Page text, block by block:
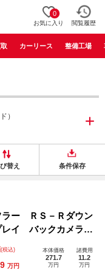
0
お気に入り 閲覧履歴
カーリース 整備工場
）
替え 条件保存
ー ＲＳ－Ｒダウン
レイ バックカメラ
ポットモニター レ
ＬＥＤヘッド
(税込)
9 万円
本体価格
271.7
万円
諸費用
11.2
万円